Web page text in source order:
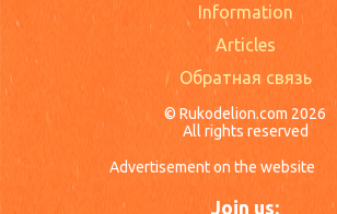
Information
Articles
Обратная связь
© Rukodelion.com 2026
All rights reserved
Advertisement on the website
Join us: